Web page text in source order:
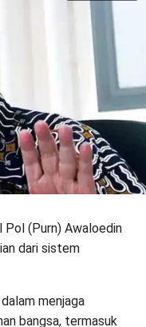
Pol (Purn) Awaloedin
dari sistem
menjaga
bangsa, termasuk